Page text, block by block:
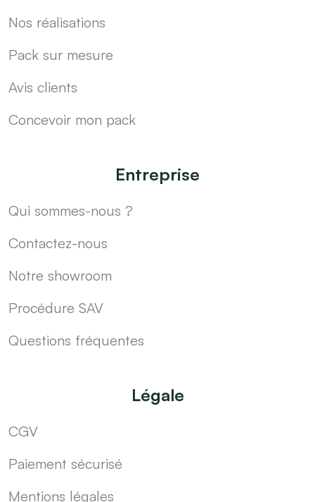
Nos réalisations
Pack sur mesure
Avis clients
Concevoir mon pack
Entreprise
Qui sommes-nous ?
Contactez-nous
Notre showroom
Procédure SAV
Questions fréquentes
Légale
CGV
Paiement sécurisé
Mentions légales